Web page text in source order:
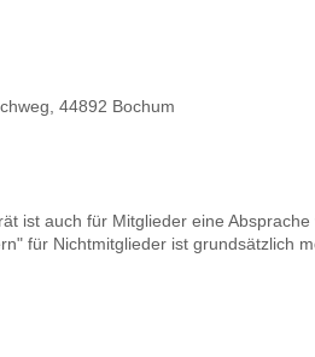
44892 Bochum
ist auch für Mitglieder eine Absprache
für Nichtmitglieder ist grundsätzlich